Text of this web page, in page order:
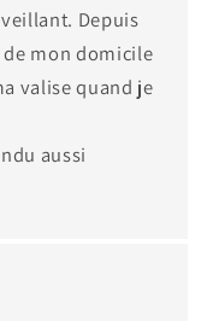
Depuis
de mon domicile
valise quand je
aussi